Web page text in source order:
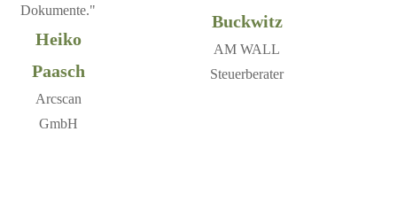
Dokumente."
Heiko
Paasch
Arcscan
GmbH
Buckwitz
AM WALL
Steuerberater